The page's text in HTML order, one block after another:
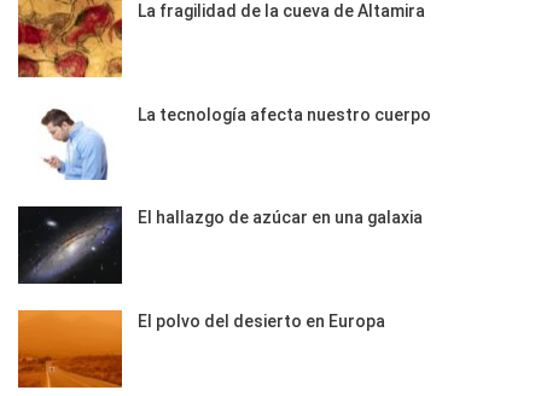
La fragilidad de la cueva de Altamira
La tecnología afecta nuestro cuerpo
El hallazgo de azúcar en una galaxia
El polvo del desierto en Europa